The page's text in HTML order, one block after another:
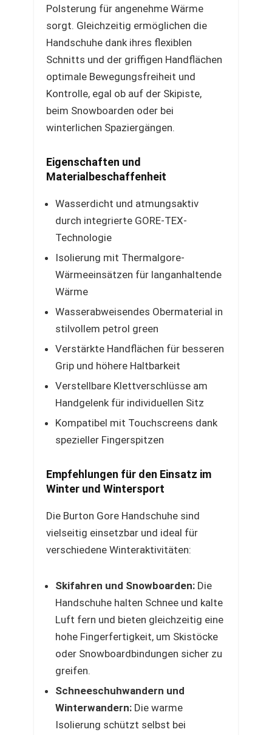
Polsterung für angenehme Wärme
sorgt. Gleichzeitig ermöglichen die
Handschuhe dank ihres flexiblen
Schnitts und der griffigen Handflächen
optimale Bewegungsfreiheit und
Kontrolle, egal ob auf der Skipiste,
beim Snowboarden oder bei
winterlichen Spaziergängen.
Eigenschaften und
Materialbeschaffenheit
Wasserdicht und atmungsaktiv
durch integrierte GORE-TEX-
Technologie
Isolierung mit Thermalgore-
Wärmeeinsätzen für langanhaltende
Wärme
Wasserabweisendes Obermaterial in
stilvollem petrol green
Verstärkte Handflächen für besseren
Grip und höhere Haltbarkeit
Verstellbare Klettverschlüsse am
Handgelenk für individuellen Sitz
Kompatibel mit Touchscreens dank
spezieller Fingerspitzen
Empfehlungen für den Einsatz im
Winter und Wintersport
Die Burton Gore Handschuhe sind
vielseitig einsetzbar und ideal für
verschiedene Winteraktivitäten:
Skifahren und Snowboarden: Die
Handschuhe halten Schnee und kalte
Luft fern und bieten gleichzeitig eine
hohe Fingerfertigkeit, um Skistöcke
oder Snowboardbindungen sicher zu
greifen.
Schneeschuhwandern und
Winterwandern: Die warme
Isolierung schützt selbst bei